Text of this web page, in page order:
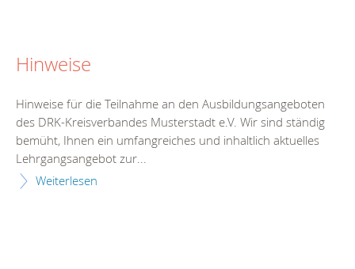
Hinweise
Hinweise für die Teilnahme an den Ausbildungsangeboten
des DRK-Kreisverbandes Musterstadt e.V. Wir sind ständig
bemüht, Ihnen ein umfangreiches und inhaltlich aktuelles
Lehrgangsangebot zur...
Weiterlesen